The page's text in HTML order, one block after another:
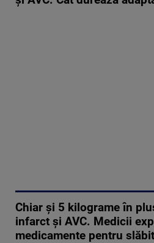
Chiar şi 5 kilograme în
infarct şi AVC. Medicii
medicamente pentru slăbit